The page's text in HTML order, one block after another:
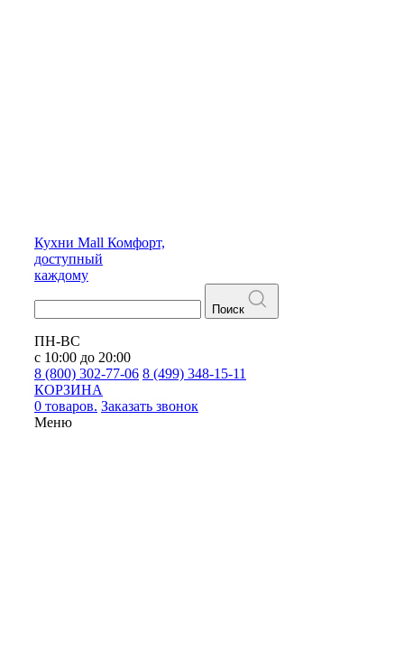
Кухни Mall Комфорт,
доступный
каждому
Поиск
ПН-ВС
с 10:00 до 20:00
8 (800) 302-77-06 8 (499) 348-15-11
КОРЗИНА
0 товаров. Заказать звонок
Меню